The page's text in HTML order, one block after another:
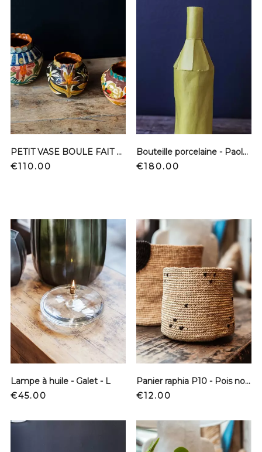
PETIT VASE BOULE FAIT MAIN FRANCE
Price
€110.00
Bouteille porcelaine - Paola Paronetto - Limone
Price
€180.00
Lampe à huile - Galet - L
Price
€45.00
Panier raphia P10 - Pois noir - S
Price
€12.00